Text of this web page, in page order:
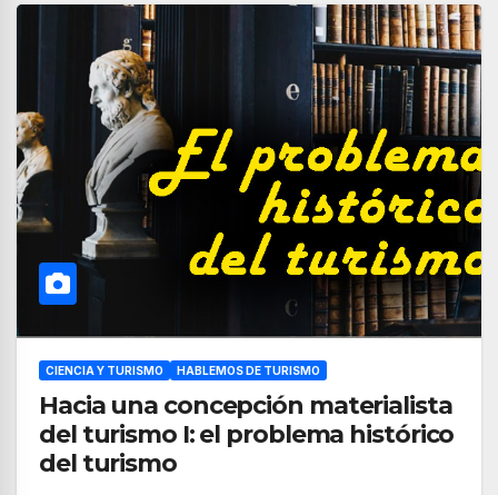
CIENCIA Y TURISMO HABLEMOS DE TURISMO
Hacia una concepción materialista
del turismo I: el problema histórico
del turismo